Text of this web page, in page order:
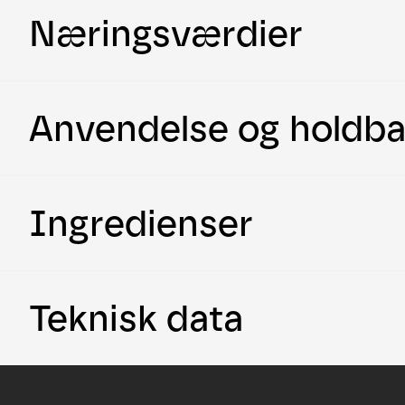
Næringsværdier
Anvendelse og
Ingredienser
Teknisk data